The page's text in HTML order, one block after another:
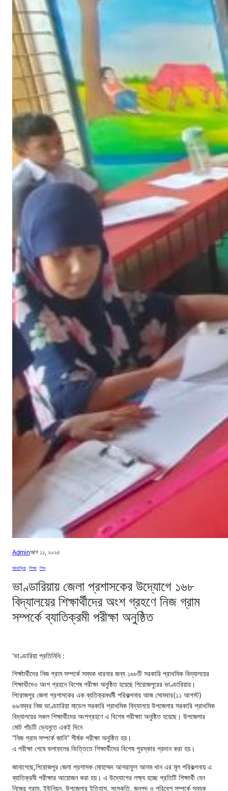
Adminআগ ১১, ২০২৫
মঠবাড়িয়া শিক্ষা শিশু
ভাণ্ডারিয়ায় জেলা প্রশাসকের উদ্যোগে ১৬৮
বিদ্যালয়ের শিক্ষার্থীদের অংশ গ্রহণে নিজ গ্রাম
সম্পর্কে ব্যাতিক্রমী পরীক্ষা অনুষ্ঠিত
’ভাণ্ডারিয়া প্রতিনিধি :
শির্ক্ষাার্থীদের নিজ গ্রাম সম্পর্কে সম্যক ধারনার জন্য ১৬৮টি সরকারি প্রাথমিক বিদ্যালয়ের
শিক্ষাথীদেও অংশ গ্রহনে বিশেষ পরীক্ষা অনুষ্ঠিত হয়েছে পিরোজপুরের ভাণ্ডারিয়ায়।
পিরোজপুর জেলা প্রশাসকের এক ব্যতিক্রমধর্মী পরিকল্পনায় আজ সোমবার(১১ আগস্ট)
৬৯নম্বর নিজ ভাণ্ডাারিয়া মাডেল সরকারি প্রাথমিক বিদ্যালয়ে উপজেলার সরকারি প্রাথমিক
বিদ্যালয়ের সকল শিক্ষার্থীদের অংশগ্রহণে এ বিশেষ পরীক্ষাা অনুষ্ঠিত হয়েছে। উপজেলার
মোট পাঁচটি ভ্যেনুতে একই দিনে
“নিজ গ্রাম সম্পর্কে জানি” শীর্ষক পরীক্ষা অনুষ্ঠিত হয়।
এ পরীক্ষা শেষে ফলাফলের ভিত্তিতে শিক্ষার্থীদের বিশেষ পুরস্কার প্রদান করা হয়।
জানাগেছে,পিরোজপুর জেলা প্রশাসক মোহাম্মদ আশরাফুল আলম খান এর মূল পরিকল্পনায় এ
ব্যাতিক্রমী পরীক্ষার আয়োজন করা হয়। এ উদ্যোগের লক্ষ্য হচ্ছে প্রতিটি শিক্ষার্থী যেন
নিজের গ্রাম, ইউনিয়ন, উপজেলার ইতিহাস, সংস্কৃতি, জনপদ ও পরিবেশ সম্পর্কে সম্যক